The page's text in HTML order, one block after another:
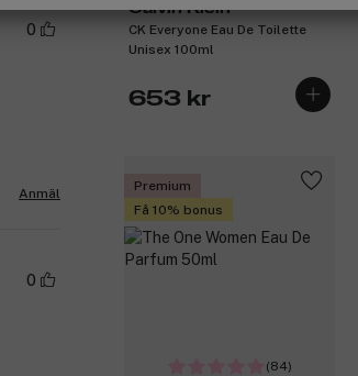
Calvin Klein
CK Everyone Eau De Toilette
Unisex 100ml
653 kr
Premium
Få 10% bonus
(84)
0
Anmäl
0